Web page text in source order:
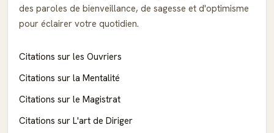
des paroles de bienveillance, de sagesse et d'optimisme
pour éclairer votre quotidien.
Citations sur les Ouvriers
Citations sur la Mentalité
Citations sur le Magistrat
Citations sur L'art de Diriger